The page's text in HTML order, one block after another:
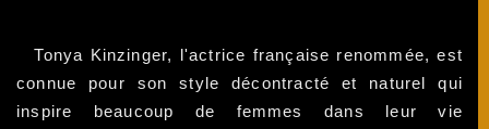
Tonya Kinzinger, l'actrice française renommée, est
connue pour son style décontracté et naturel qui
inspire beaucoup de femmes dans leur vie